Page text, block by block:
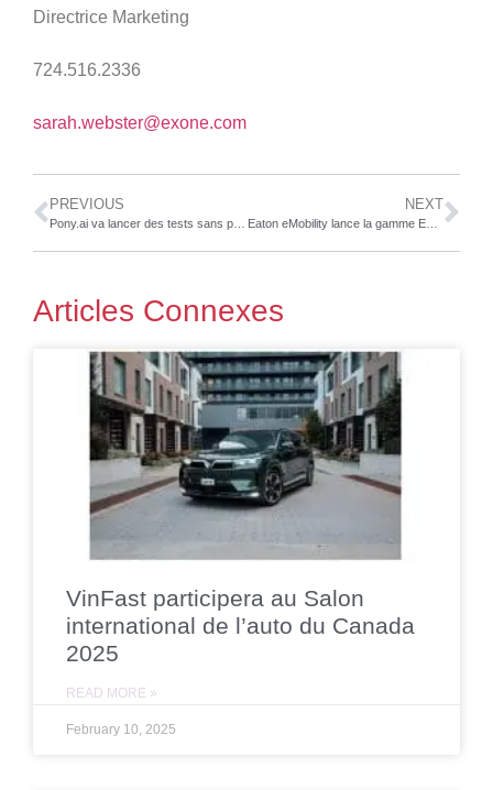
Directrice Marketing
724.516.2336
sarah.webster@exone.com
PREVIOUS NEXT
Eaton eMobility lance la gamme EVK de fusibles haute tension Bussmann®, optimisés pour les véhicules électriques à puissance élevée
Articles Connexes
VinFast participera au Salon
international de l’auto du Canada
2025
READ MORE »
February 10, 2025